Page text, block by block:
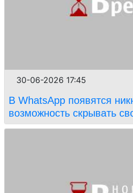
30-06-2026 17:45
В WhatsApp появятся
возможность скрывать